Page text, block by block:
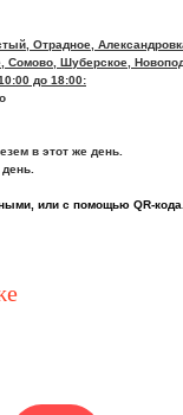
Отрадное,
Сомово, Шуберское,
до 18:00:
в этот же день.
или с помощью QR-